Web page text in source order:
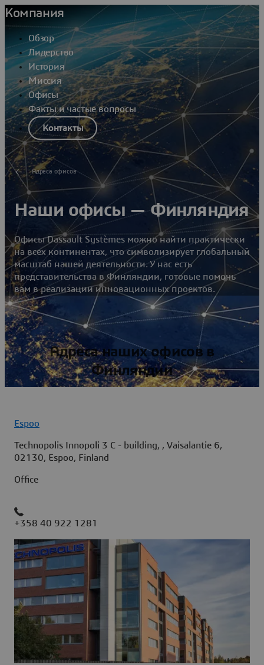
Компания
Обзор
Лидерство
История
Миссия
Офисы
Факты и частые вопросы
Контакты
Адреса офисов
Наши офисы — Финляндия
Офисы Dassault Systèmes можно найти практически
на всех континентах, что символизирует глобальный
масштаб нашей деятельности. У нас есть
представительства в Финляндии, готовые помочь
вам в реализации инновационных проектов.
Адреса наших офисов в
Финляндии
Espoo
Technopolis Innopoli 3 C - building, , Vaisalantie 6,
02130, Espoo, Finland
Office
+358 40 922 1281